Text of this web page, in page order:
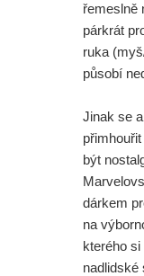
řemeslně
párkrát
ruka
působí
Jinak se
být
dárkem
na
kterého
nadlidské